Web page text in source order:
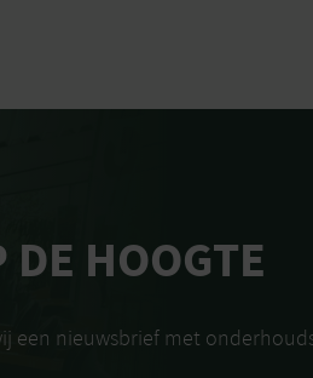
HOOGTE
een nieuwsbrief met